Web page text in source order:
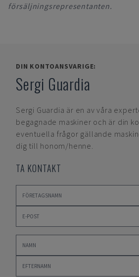
försäljningsrepresentanten.
DIN KONTOANSVARIGE:
Sergi Guardia
Sergi Guardia är en av våra
begagnade maskiner och är din
eventuella frågor gällande
dig till honom/henne.
TA KONTAKT